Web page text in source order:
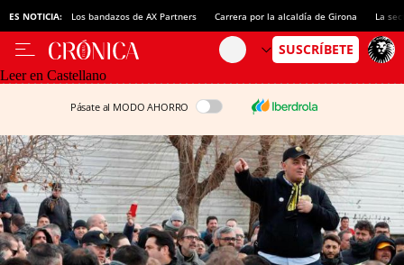
ES NOTICIA: Los bandazos de AX Partners Carrera por la alcaldía de Girona La
Leer en Castellano
Pásate al MODO AHORRO